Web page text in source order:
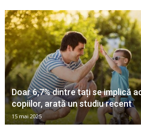
Doar 6,7% dintre tați se implică
copiilor, arată un studiu recent
15 mai 2025